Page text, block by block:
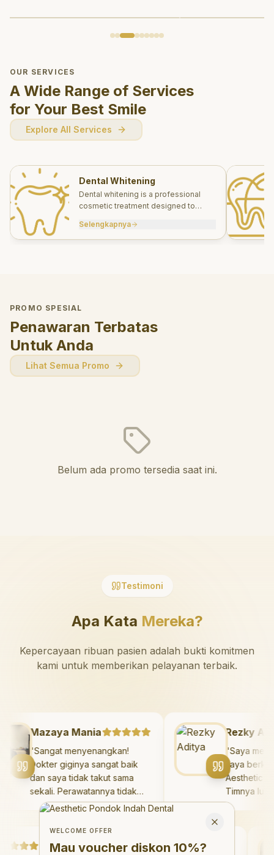
OUR SERVICES
A Wide Range of Services
for Your Best Smile
Explore All Services
Dental Whitening
Dental whitening is a professional
cosmetic treatment designed to
effectively.
Selengkapnya
PROMO SPESIAL
Penawaran Terbatas
Untuk Anda
Lihat Semua Promo
Belum ada promo tersedia saat ini.
Testimoni
Apa Kata Mereka?
Kepercayaan ribuan pasien adalah bukti komitmen
kami untuk memberikan pelayanan terbaik.
Mazaya Mania
"Sangat menyenangkan!
Dokter giginya sangat baik
dan saya tidak takut sama
sekali. Perawatannya tidak
sakit, dan saya bisa bermain
Saya suka pergi ke dokter
gigi sekarang!"
"Saya
saya
Timnya
Debby Sahertian
Welcome Offer
Mau voucher diskon <strong>10%</strong>?
WELCOME OFFER
Mau voucher diskon 10%?
Close